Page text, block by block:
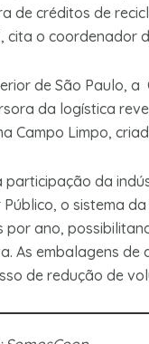
de créditos de
cita o coordenador
de São Paulo,
da logística
Campo Limpo,
participação da
Público, o sistema
por ano,
As embalagens de
de redução de